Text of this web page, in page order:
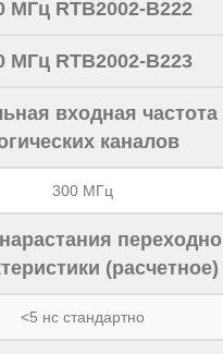
МГц RTB2002-B222
МГц RTB2002-B223
входная частота
каналов
300 МГц
(расчетное)
<5 нс стандартно